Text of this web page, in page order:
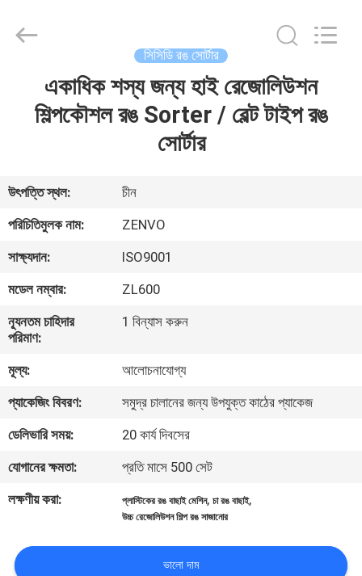
আমাদের
সম্পর্কে
কারখানা
ভ্রমণ
নিয়ন্ত্রণ
যোগাযোগ
করুন
খবর
উদ্ধৃতির
সিসিডি রঙ সোর্টার
একাধিক শস্য জন্য হাই রেজোলিউশন
শিল্পকৌশল রঙ Sorter / বেল্ট টাইপ রঙ
সোর্টার
উৎপত্তি স্থল:
চীন
পরিচিতিমুলক নাম:
ZENVO
সাক্ষ্যদান:
ISO9001
মডেল নম্বার:
ZL600
ন্যূনতম চাহিদার
পরিমাণ:
1 বিন্যাস করুন
মূল্য:
আলোচনাযোগ্য
প্যাকেজিং বিবরণ:
সমুদ্র চালানের জন্য উপযুক্ত কাঠের প্যাকেজ
ডেলিভারি সময়:
20 কার্য দিবসের
যোগানের ক্ষমতা:
প্রতি মাসে 500 সেট
লক্ষণীয় করা:
প্লাস্টিকের রঙ বাছাই মেশিন,চা রঙ বাছাই,
উচ্চ রেজোলিউশন শিল্প রঙ সাজানোর
ভালো দাম